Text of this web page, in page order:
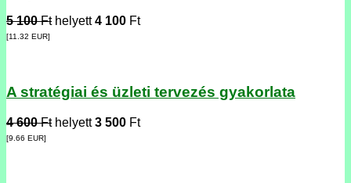
5 100 Fthelyett4 100 Ft
[11.32 EUR]
A stratégiai és üzleti tervezés gyakorlata
4 600 Fthelyett3 500 Ft
[9.66 EUR]